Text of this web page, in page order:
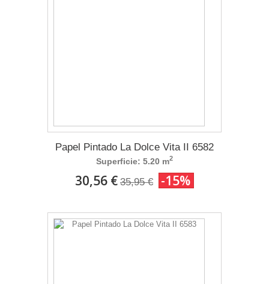
Papel Pintado La Dolce Vita II 6582
Superficie: 5.20 m2
30,56 € 35,95 € -15%